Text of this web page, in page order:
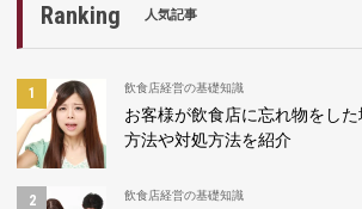
Ranking 人気記事
飲食店経営の基礎知識
お客様が飲食店に忘れ物をし
方法や対処方法を紹介
飲食店経営の基礎知識